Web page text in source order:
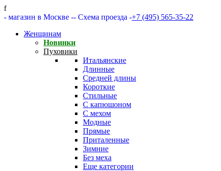
f
- магазин в Москве -- Схема проезда -+7 (495) 565-35-22
Женщинам
Новинки
Пуховики
Итальянские
Длинные
Средней длины
Короткие
Стильные
С капюшоном
С мехом
Модные
Прямые
Приталенные
Зимние
Без меха
Еще категории